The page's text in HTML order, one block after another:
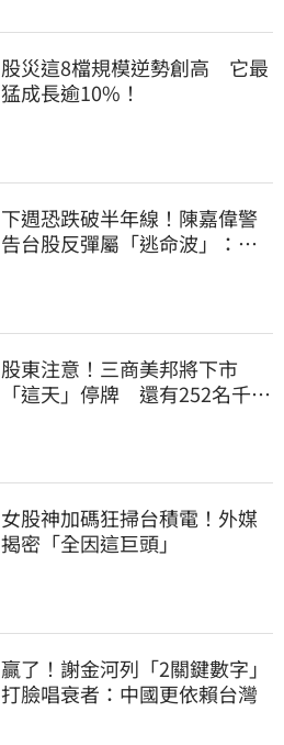
股災這8檔規模逆勢創高 它最
猛成長逾10%！
下週恐跌破半年線！陳嘉偉警
告台股反彈屬「逃命波」：空
股東注意！三商美邦將下市
「這天」停牌 還有252名千張
女股神加碼狂掃台積電！外媒
揭密「全因這巨頭」
贏了！謝金河列「2關鍵數字」
打臉唱衰者：中國更依賴台灣